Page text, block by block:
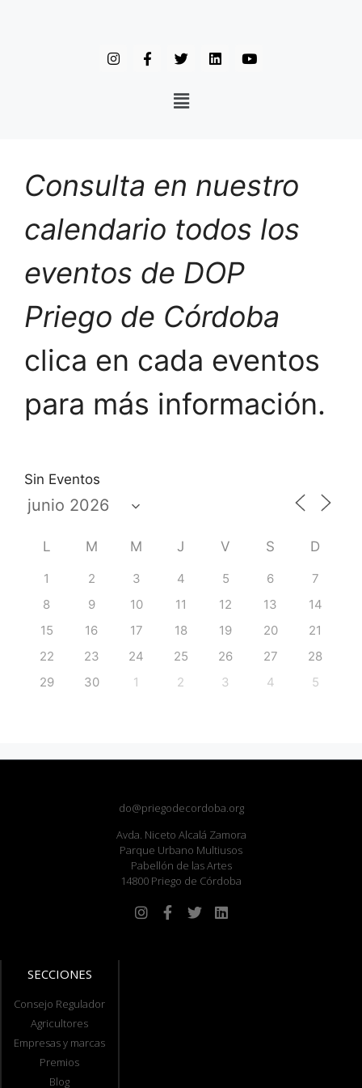
Consulta en nuestro
calendario todos los
eventos de DOP
Priego de Córdoba
clica en cada eventos
para más información.
Sin Eventos
L M M J V S D
1 2 3 4 5 6
7
8
9 10 11 12 13
14
15
16 17 18 19 20
21
22
23 24 25 26 27
28
29
30 1 2 3 4 5
do@priegodecordoba.org
Avda. Niceto Alcalá Zamora
Parque Urbano Multiusos
Pabellón de las Artes
14800 Priego de Córdoba
SECCIONES
Consejo Regulador
Agricultores
Empresas y marcas
Premios
Blog